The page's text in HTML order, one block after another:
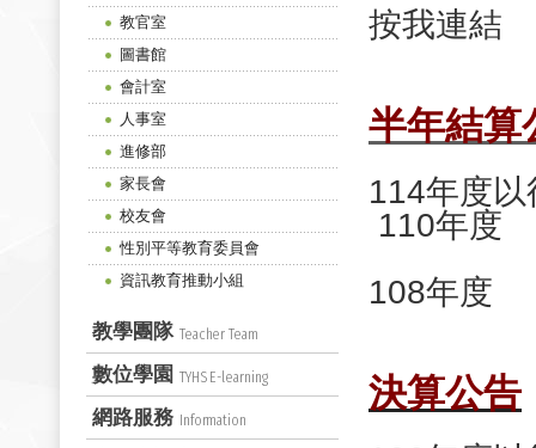
按我連結
半年結算
114年度
110年度
108年度
決算公告
教官室
圖書館
會計室
人事室
進修部
家長會
校友會
性別平等教育委員會
資訊教育推動小組
教學團隊 Teacher Team
數位學園 TYHS E-learning
網路服務 Information